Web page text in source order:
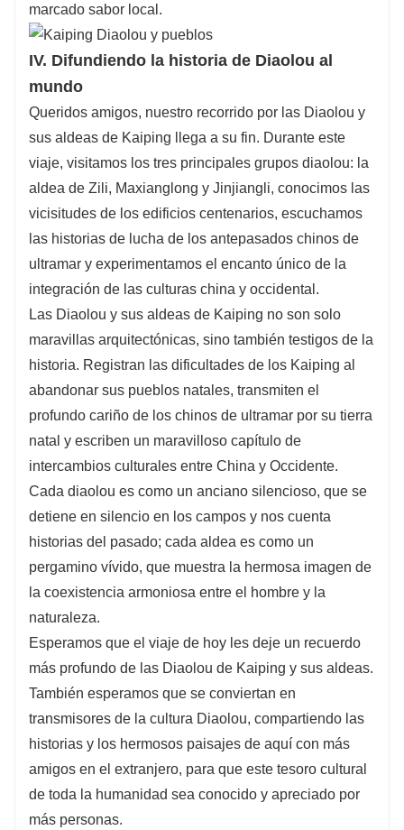
marcado sabor local.
IV. Difundiendo la historia de Diaolou al
mundo
Queridos amigos, nuestro recorrido por las Diaolou y
sus aldeas de Kaiping llega a su fin. Durante este
viaje, visitamos los tres principales grupos diaolou: la
aldea de Zili, Maxianglong y Jinjiangli, conocimos las
vicisitudes de los edificios centenarios, escuchamos
las historias de lucha de los antepasados ​​chinos de
ultramar y experimentamos el encanto único de la
integración de las culturas china y occidental.
Las Diaolou y sus aldeas de Kaiping no son solo
maravillas arquitectónicas, sino también testigos de la
historia. Registran las dificultades de los Kaiping al
abandonar sus pueblos natales, transmiten el
profundo cariño de los chinos de ultramar por su tierra
natal y escriben un maravilloso capítulo de
intercambios culturales entre China y Occidente.
Cada diaolou es como un anciano silencioso, que se
detiene en silencio en los campos y nos cuenta
historias del pasado; cada aldea es como un
pergamino vívido, que muestra la hermosa imagen de
la coexistencia armoniosa entre el hombre y la
naturaleza.
Esperamos que el viaje de hoy les deje un recuerdo
más profundo de las Diaolou de Kaiping y sus aldeas.
También esperamos que se conviertan en
transmisores de la cultura Diaolou, compartiendo las
historias y los hermosos paisajes de aquí con más
amigos en el extranjero, para que este tesoro cultural
de toda la humanidad sea conocido y apreciado por
más personas.